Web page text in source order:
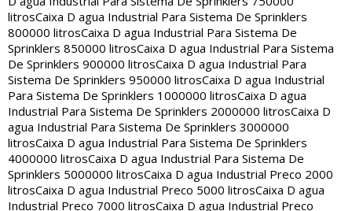
litrosCaixa D agua Industrial Para Sistema De Sprinklers
800000 litrosCaixa D agua Industrial Para Sistema De
Sprinklers 850000 litrosCaixa D agua Industrial Para Sistema
De Sprinklers 900000 litrosCaixa D agua Industrial Para
Sistema De Sprinklers 950000 litrosCaixa D agua Industrial
Para Sistema De Sprinklers 1000000 litrosCaixa D agua
Industrial Para Sistema De Sprinklers 2000000 litrosCaixa D
agua Industrial Para Sistema De Sprinklers 3000000
litrosCaixa D agua Industrial Para Sistema De Sprinklers
4000000 litrosCaixa D agua Industrial Para Sistema De
Sprinklers 5000000 litrosCaixa D agua Industrial Preco 2000
litrosCaixa D agua Industrial Preco 5000 litrosCaixa D agua
Industrial Preco 7000 litrosCaixa D agua Industrial Preco